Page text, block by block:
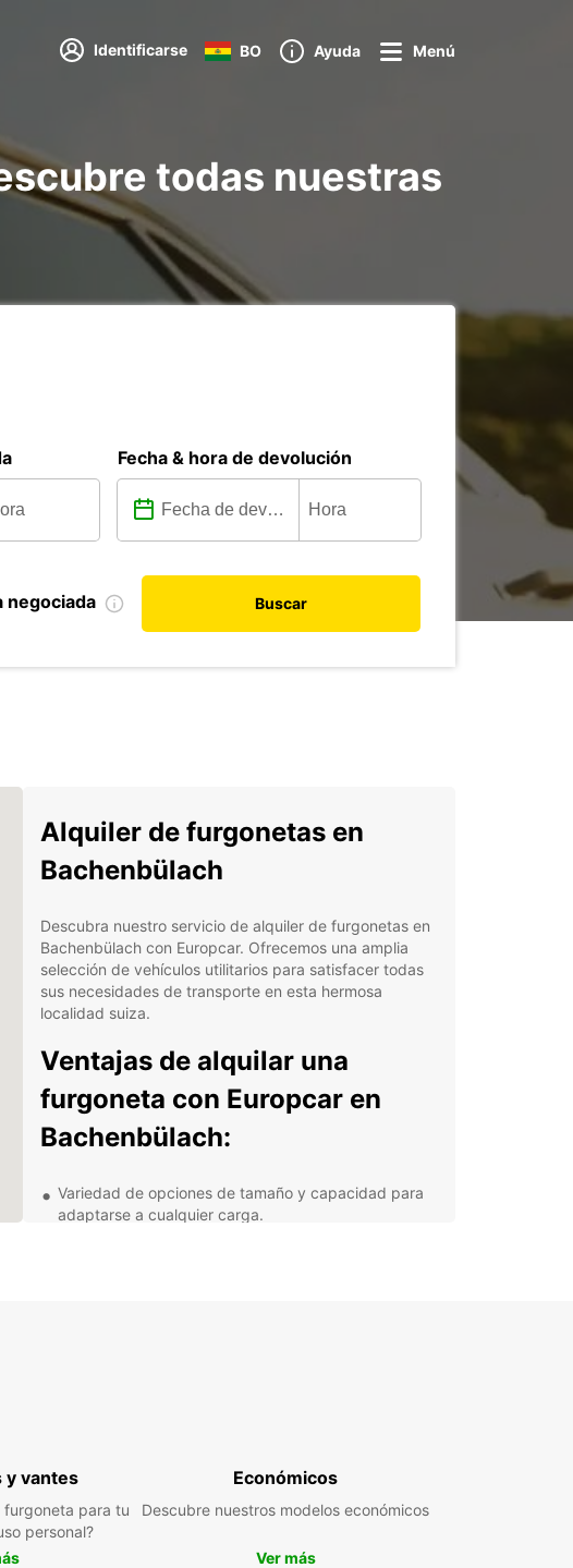
Identificarse BO Ayuda Menú
todas nuestras
Fecha & hora de devolución
negociada Buscar
Alquiler de furgonetas en
Bachenbülach
Descubra nuestro servicio de alquiler de furgonetas en
Bachenbülach con Europcar. Ofrecemos una amplia
selección de vehículos utilitarios para satisfacer todas
sus necesidades de transporte en esta hermosa
localidad suiza.
Ventajas de alquilar una
furgoneta con Europcar en
Bachenbülach:
Variedad de opciones de tamaño y capacidad para
adaptarse a cualquier carga.
transportar mercancías, Europcar en Bachenbülach
disfrute de un transporte cómodo y confiable con
nosotros!
y vantes
furgoneta para tu
personal?
Económicos
Descubre nuestros modelos económicos
Ver más